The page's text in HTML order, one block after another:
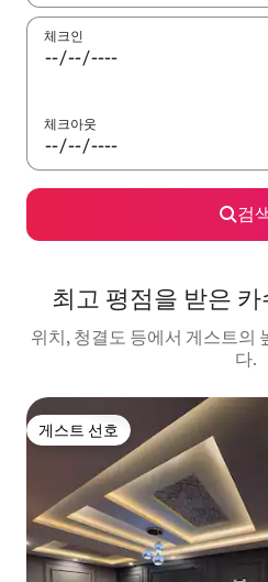
체크인
체크아웃
검
최고 평점을 받은
위치, 청결도 등에서 게스트의
다.
게스트 선호
게스트 선호